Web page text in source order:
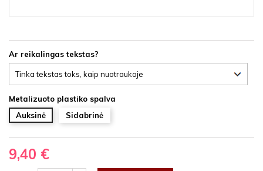
Ar reikalingas tekstas?
Metalizuoto plastiko spalva
Auksinė
Sidabrinė
9,40 €